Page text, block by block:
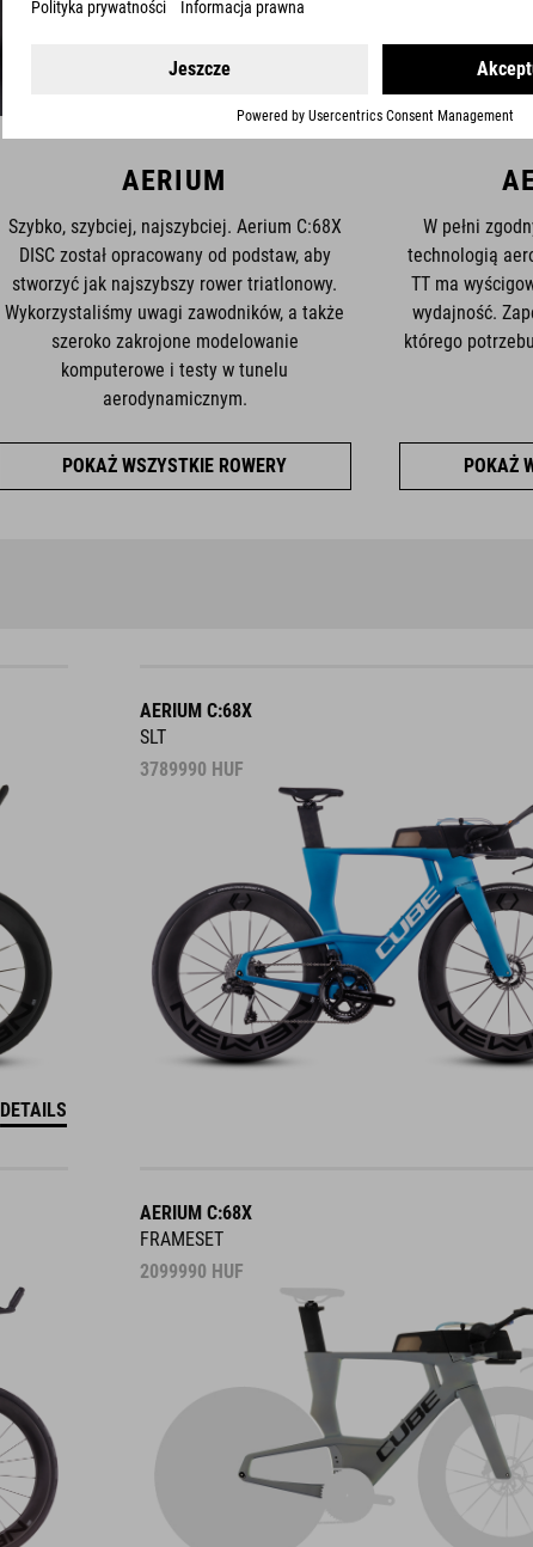
AERIUM
Szybko, szybciej, najszybciej. Aerium C:68X
DISC został opracowany od podstaw, aby
stworzyć jak najszybszy rower triatlonowy.
Wykorzystaliśmy uwagi zawodników, a także
szeroko zakrojone modelowanie
komputerowe i testy w tunelu
aerodynamicznym.
POKAŻ WSZYSTKIE ROWERY
W pełni
technologią
TT ma
wydajność.
którego
POKAŻ
DETAILS
AERIUM C:68X
SLT
3789990 HUF
AERIUM C:68X
FRAMESET
2099990 HUF